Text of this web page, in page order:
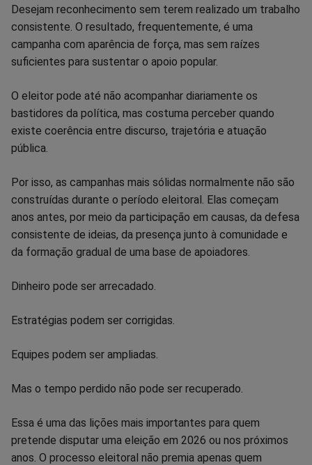
Desejam reconhecimento sem terem realizado um trabalho
consistente. O resultado, frequentemente, é uma
campanha com aparência de força, mas sem raízes
suficientes para sustentar o apoio popular.
O eleitor pode até não acompanhar diariamente os
bastidores da política, mas costuma perceber quando
existe coerência entre discurso, trajetória e atuação
pública.
Por isso, as campanhas mais sólidas normalmente não são
construídas durante o período eleitoral. Elas começam
anos antes, por meio da participação em causas, da defesa
consistente de ideias, da presença junto à comunidade e
da formação gradual de uma base de apoiadores.
Dinheiro pode ser arrecadado.
Estratégias podem ser corrigidas.
Equipes podem ser ampliadas.
Mas o tempo perdido não pode ser recuperado.
Essa é uma das lições mais importantes para quem
pretende disputar uma eleição em 2026 ou nos próximos
anos. O processo eleitoral não premia apenas quem